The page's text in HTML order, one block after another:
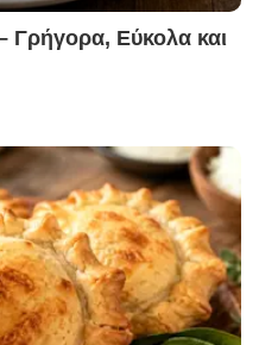
Εύκολα και